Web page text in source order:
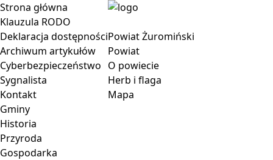
Strona główna
Klauzula RODO
Deklaracja dostępności
Archiwum artykułów
Cyberbezpieczeństwo
Sygnalista
Kontakt
Powiat Żuromiński
Powiat
O powiecie
Herb i flaga
Mapa
Gminy
Historia
Przyroda
Gospodarka